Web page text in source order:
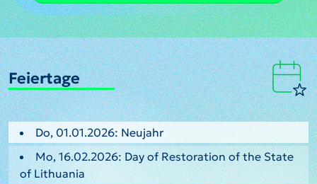
Feiertage
Do, 01.01.2026: Neujahr
Mo, 16.02.2026: Day of Restoration of the State
of Lithuania